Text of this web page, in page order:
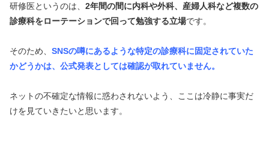
研修医というのは、 2年間の間に内科や外科、産婦人科など複数の
診療科をローテーションで回って勉強する立場です。
そのため、 SNSの噂にあるような特定の診療科に固定されていた
かどうかは、公式発表としては確認が取れていません。
ネットの不確定な情報に惑わされないよう、ここは冷静に事実だ
けを見ていきたいと思います。